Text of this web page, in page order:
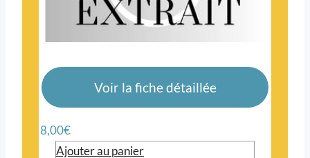
Voir la fiche détaillée
8,00€
Ajouter au panier